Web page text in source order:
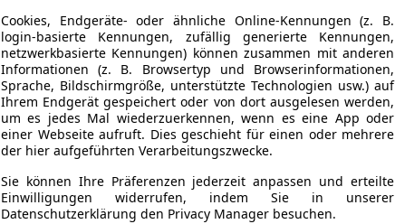
Cookies, Endgeräte- oder ähnliche Online-Kennungen (z. B.
login-basierte Kennungen, zufällig generierte Kennungen,
netzwerkbasierte Kennungen) können zusammen mit anderen
Informationen (z. B. Browsertyp und Browserinformationen,
Sprache, Bildschirmgröße, unterstützte Technologien usw.) auf
Ihrem Endgerät gespeichert oder von dort ausgelesen werden,
um es jedes Mal wiederzuerkennen, wenn es eine App oder
einer Webseite aufruft. Dies geschieht für einen oder mehrere
der hier aufgeführten Verarbeitungszwecke.
Sie können Ihre Präferenzen jederzeit anpassen und erteilte
Einwilligungen widerrufen, indem Sie in unserer
Datenschutzerklärung den Privacy Manager besuchen.